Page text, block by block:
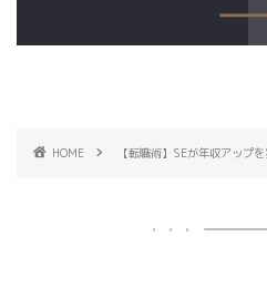
HOME 【転職術】SEが年収アップ